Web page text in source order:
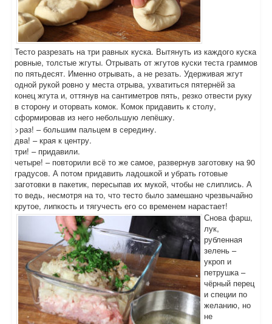
Тесто разрезать на три равных куска. Вытянуть из каждого куска
ровные, толстые жгуты. Отрывать от жгутов куски теста граммов
по пятьдесят. Именно отрывать, а не резать. Удерживая жгут
одной рукой ровно у места отрыва, ухватиться пятернёй за
конец жгута и, оттянув на сантиметров пять, резко отвести руку
в сторону и оторвать комок. Комок придавить к столу,
сформировав из него небольшую лепёшку.
>раз! – большим пальцем в середину.
два! – края к центру.
три! – придавили.
четыре! – повторили всё то же самое, развернув заготовку на 90
градусов. А потом придавить ладошкой и убрать готовые
заготовки в пакетик, пересыпав их мукой, чтобы не слиплись. А
то ведь, несмотря на то, что тесто было замешано чрезвычайно
крутое, липкость и тягучесть его со временем нарастает!
Снова фарш,
лук,
рубленная
зелень –
укроп и
петрушка –
чёрный перец
и специи по
желанию, но
не